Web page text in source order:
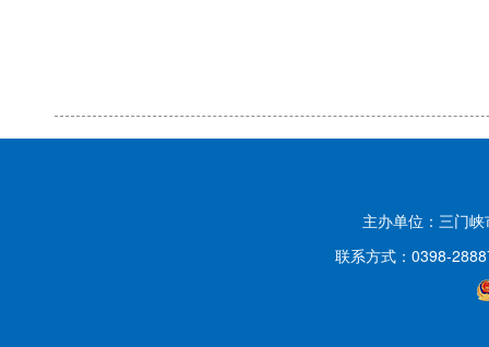
主办单位：三门
联系方式：0398-